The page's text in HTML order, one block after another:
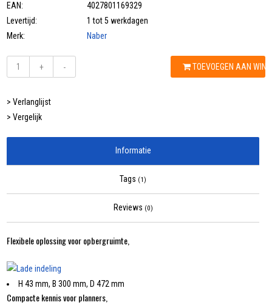
EAN:
4027801169329
Levertijd:
1 tot 5 werkdagen
Merk:
Naber
+ - TOEVOEGEN AAN
> Verlanglijst
> Vergelijk
Informatie
Tags (1)
Reviews (0)
Flexibele oplossing voor opbergruimte,
H 43 mm, B 300 mm, D 472 mm
Compacte kennis voor planners,